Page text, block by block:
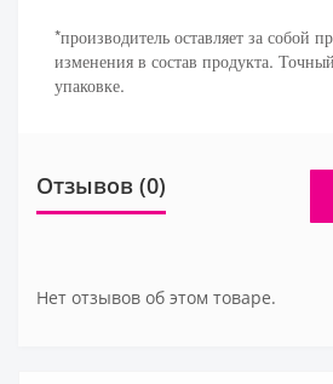
*производитель оставляет за собой
изменения в состав продукта.
упаковке.
Отзывов (0)
Нет отзывов об этом товаре.